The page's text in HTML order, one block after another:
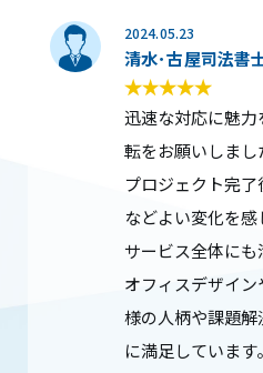
2024.05.23
清水･古屋司法書
迅速な対応に魅
転をお願いしまし
プロジェクト完
などよい変化を感
サービス全体に
オフィスデザイ
様の人柄や課題
に満足しています。